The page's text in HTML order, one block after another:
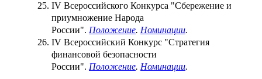
IV Всероссийского Конкурса "Сбережение и
приумножение Народа
России". Положение. Номинации.
IV Всероссийский Конкурс "Стратегия
финансовой безопасности
России". Положение. Номинации.